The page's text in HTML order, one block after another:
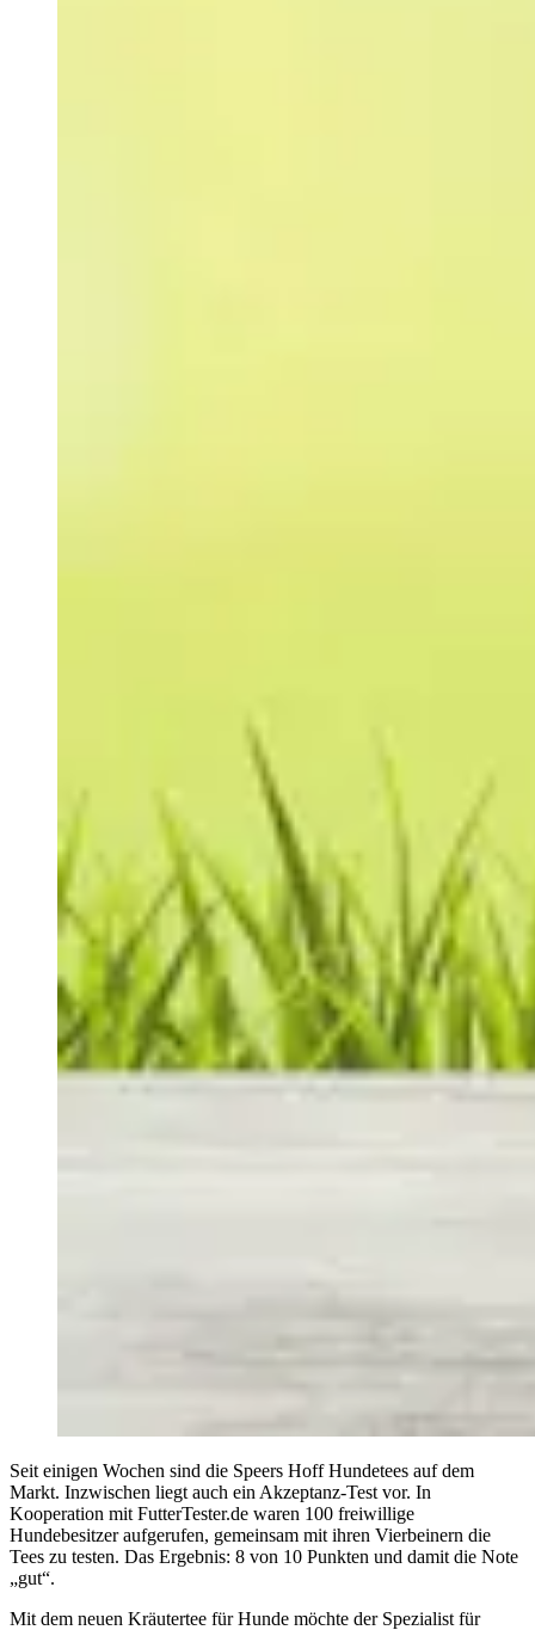
Seit einigen Wochen sind die Speers Hoff Hundetees auf dem
Markt. Inzwischen liegt auch ein Akzeptanz-Test vor. In
Kooperation mit FutterTester.de waren 100 freiwillige
Hundebesitzer aufgerufen, gemeinsam mit ihren Vierbeinern die
Tees zu testen. Das Ergebnis: 8 von 10 Punkten und damit die Note
„gut“.
Mit dem neuen Kräutertee für Hunde möchte der Spezialist für